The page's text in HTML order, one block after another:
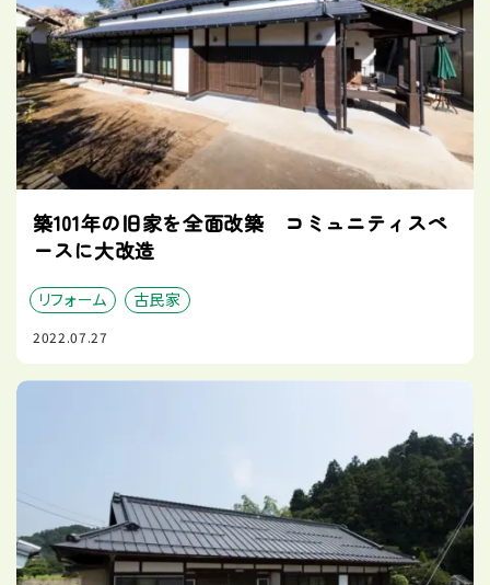
築101年の旧家を全面改築 コミュニティスペ
ースに大改造
リフォーム 古民家
2022.07.27